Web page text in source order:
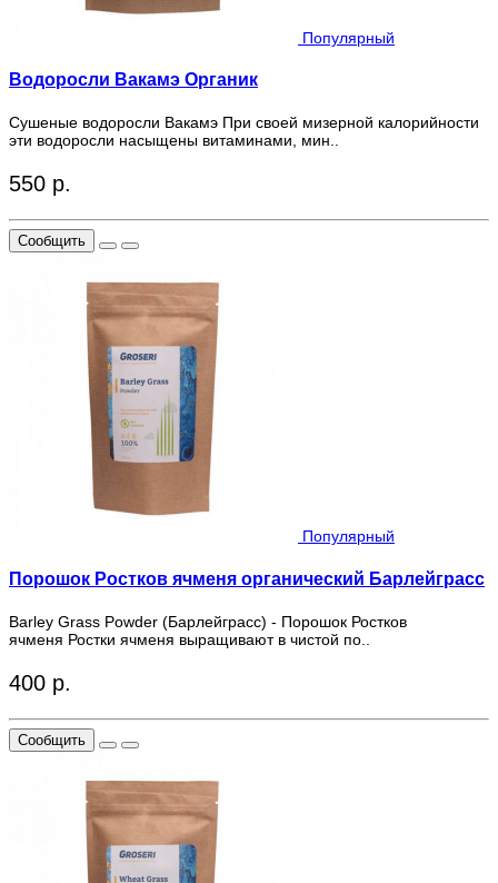
Популярный
Водоросли Вакамэ Органик
Сушеные водоросли Вакамэ При своей мизерной калорийности
эти водоросли насыщены витаминами, мин..
550 р.
Сообщить
Популярный
Порошок Ростков ячменя органический Барлейграсс
Barley Grass Powder (Барлейграсс) - Порошок Ростков
ячменя Ростки ячменя выращивают в чистой по..
400 р.
Сообщить